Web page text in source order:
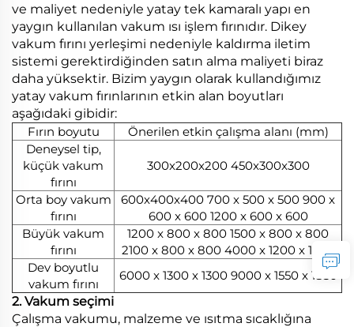
ve maliyet nedeniyle yatay tek kamaralı yapı en
yaygın kullanılan vakum ısı işlem fırınıdır. Dikey
vakum fırını yerleşimi nedeniyle kaldırma iletim
sistemi gerektirdiğinden satın alma maliyeti biraz
daha yüksektir. Bizim yaygın olarak kullandığımız
yatay vakum fırınlarının etkin alan boyutları
aşağıdaki gibidir:
Fırın boyutu
Önerilen etkin çalışma alanı (mm)
Deneysel tip,
küçük vakum
fırını
300x200x200 450x300x300
Orta boy vakum
fırını
600x400x400 700 x 500 x 500 900 x
600 x 600 1200 x 600 x 600
Büyük vakum
fırını
1200 x 800 x 800 1500 x 800 x 800
2100 x 800 x 800 4000 x 1200 x 1200
Dev boyutlu
vakum fırını
6000 x 1300 x 1300 9000 x 1550 x 1830
2. Vakum seçimi
Çalışma vakumu, malzeme ve ısıtma sıcaklığına